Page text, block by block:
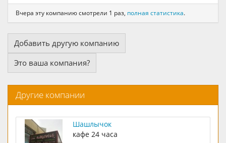
Вчера эту компанию смотрели 1 раз, полная статистика.
Добавить другую компанию
Это ваша компания?
Другие компании
Шашлычок
кафе 24 часа